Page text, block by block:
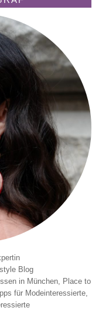
Blog
in München, Place to
für Modeinteressierte,